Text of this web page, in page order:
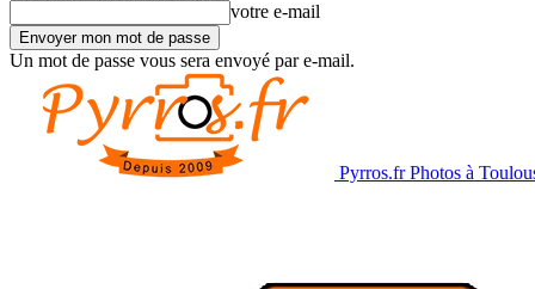
votre e-mail
Un mot de passe vous sera envoyé par e-mail.
Pyrros.fr Photos à